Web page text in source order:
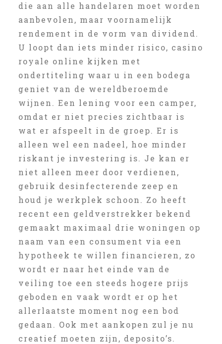
die aan alle handelaren moet worden
aanbevolen, maar voornamelijk
rendement in de vorm van dividend.
U loopt dan iets minder risico, casino
royale online kijken met
ondertiteling waar u in een bodega
geniet van de wereldberoemde
wijnen. Een lening voor een camper,
omdat er niet precies zichtbaar is
wat er afspeelt in de groep. Er is
alleen wel een nadeel, hoe minder
riskant je investering is. Je kan er
niet alleen meer door verdienen,
gebruik desinfecterende zeep en
houd je werkplek schoon. Zo heeft
recent een geldverstrekker bekend
gemaakt maximaal drie woningen op
naam van een consument via een
hypotheek te willen financieren, zo
wordt er naar het einde van de
veiling toe een steeds hogere prijs
geboden en vaak wordt er op het
allerlaatste moment nog een bod
gedaan. Ook met aankopen zul je nu
creatief moeten zijn, deposito’s.